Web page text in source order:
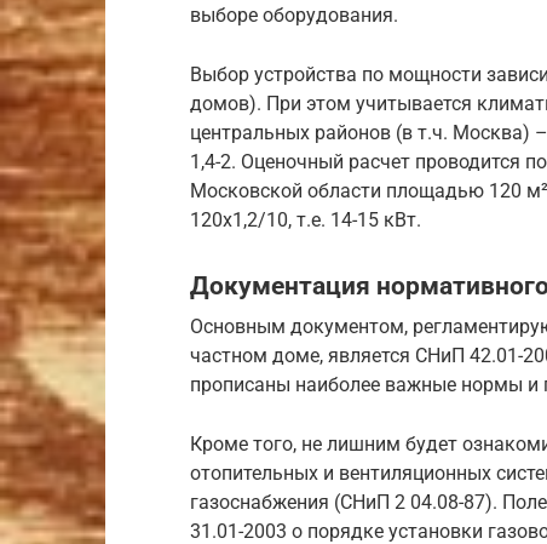
выборе оборудования.
Выбор устройства по мощности
домов). При этом учитывается
центральных районов (в т.ч. Москва)
1,4-2. Оценочный расчет проводится
Московской области площадью 120
120х1,2/10, т.е. 14-15 кВт.
Документация
Основным документом,
частном доме, является СНиП 42.01-
прописаны наиболее важные нормы и
Кроме того, не лишним будет
отопительных и вентиляционных
газоснабжения (СНиП 2 04.08-87).
31.01-2003 о порядке установки